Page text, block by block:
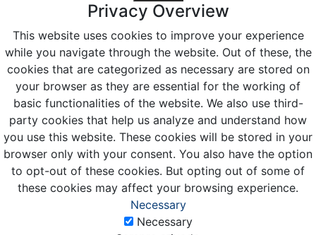
Privacy Overview
This website uses cookies to improve your experience
while you navigate through the website. Out of these, the
cookies that are categorized as necessary are stored on
your browser as they are essential for the working of
basic functionalities of the website. We also use third-
party cookies that help us analyze and understand how
you use this website. These cookies will be stored in your
browser only with your consent. You also have the option
to opt-out of these cookies. But opting out of some of
these cookies may affect your browsing experience.
Necessary
Necessary